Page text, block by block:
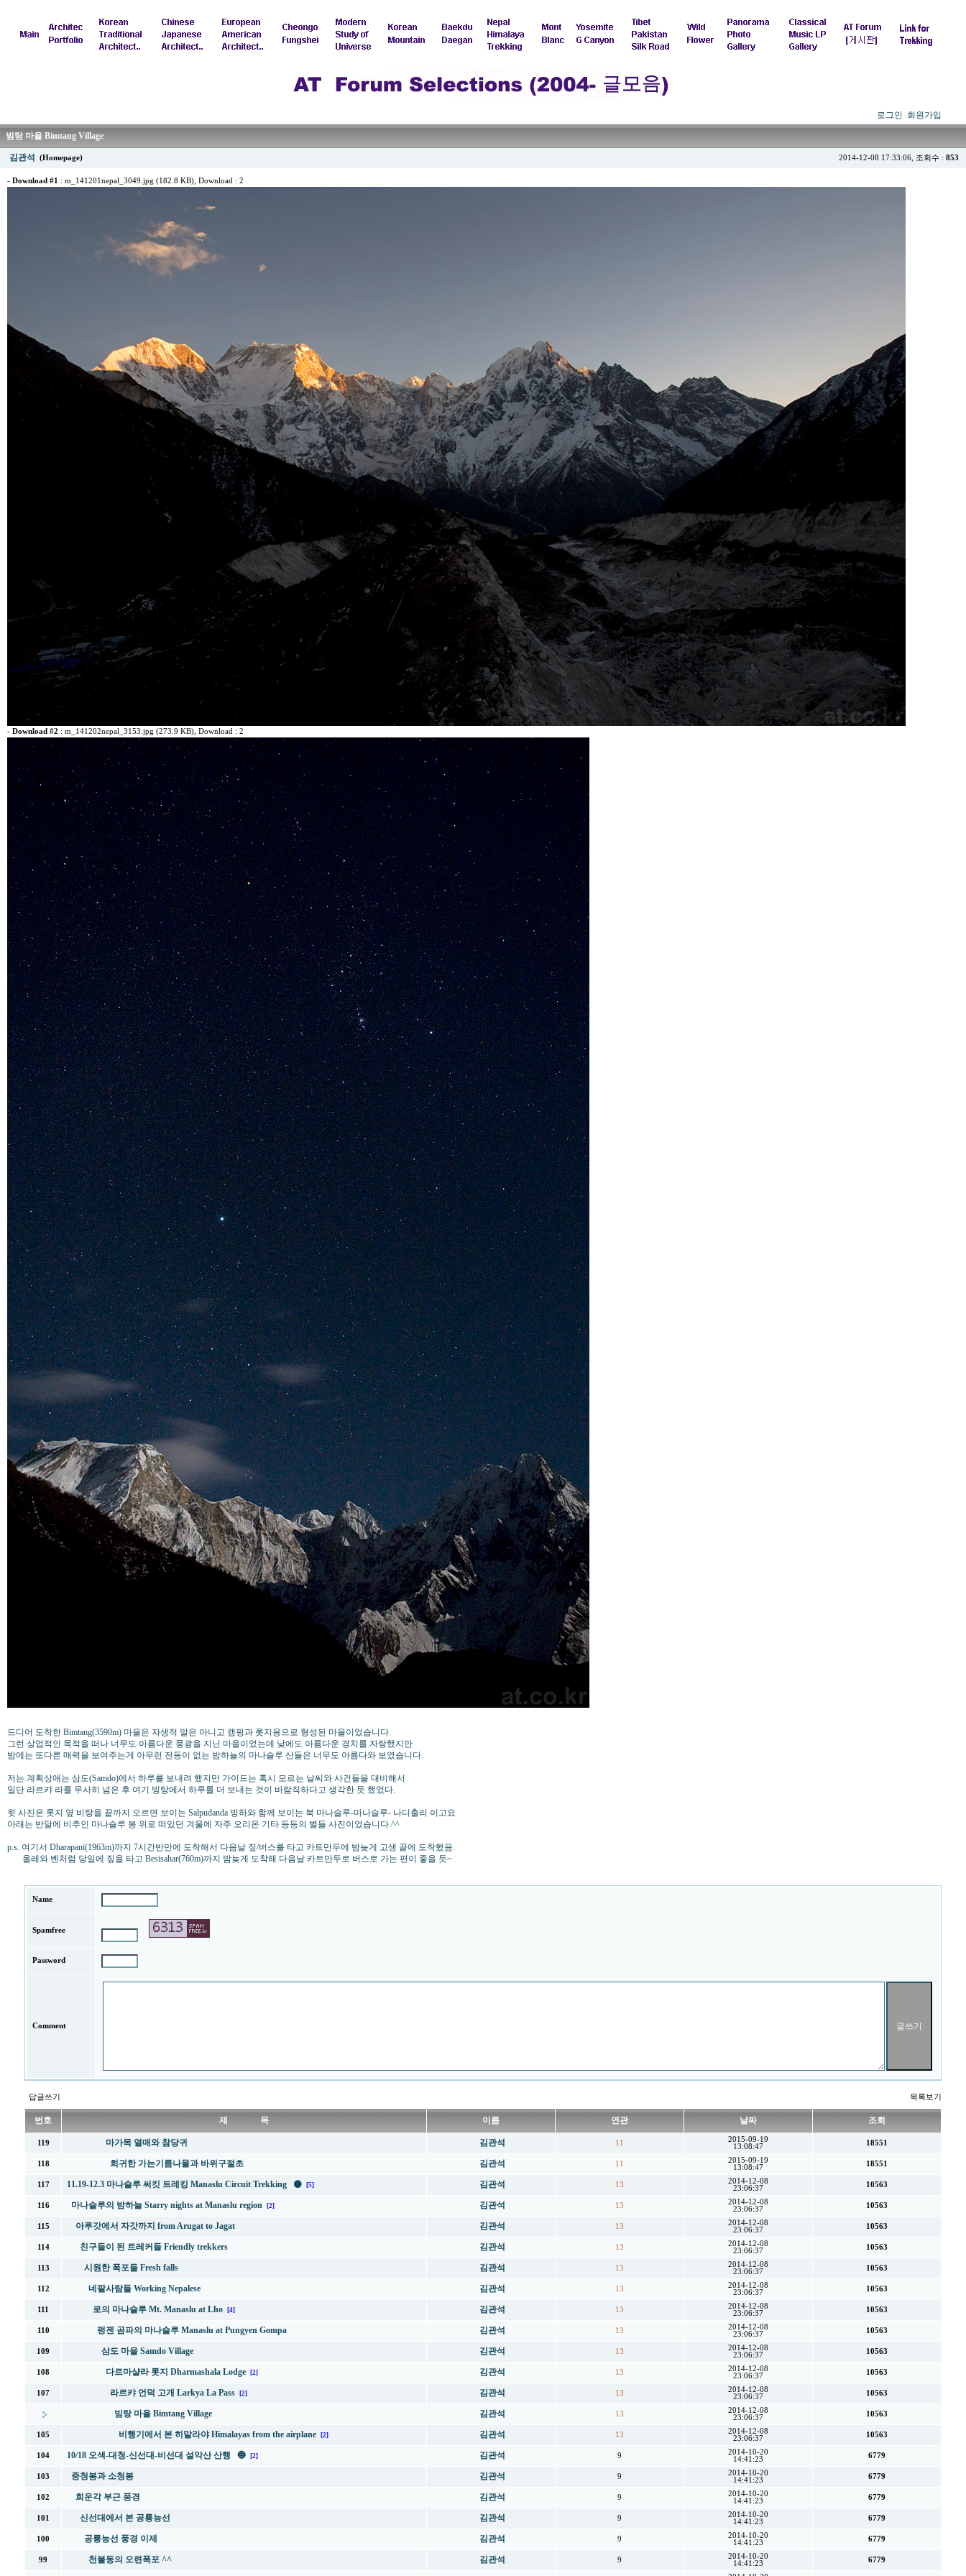
로그인 회원가입
빔탕 마을 Bimtang Village
김관석 (Homepage) 2014-12-08 17:33:06, 조회수 : 853
- Download #1 : m_141201nepal_3049.jpg (182.8 KB) , Download : 2
- Download #2 : m_141202nepal_3153.jpg (273.9 KB) , Download : 2
드디어 도착한 Bimtang(3590m) 마을은 자생적 말은 아니고 캠핑과 롯지용으로 형성된 마을이었습니다.
그런 상업적인 목적을 떠나 너무도 아름다운 풍광을 지닌 마을이었는데 낮에도 아름다운 경치를 자랑했지만
밤에는 또다른 매력을 보여주는게 아무런 전등이 없는 밤하늘의 마나슬루 산들은 너무도 아름다와 보였습니다.
저는 계획상애는 삼도(Samdo)에서 하루를 보내려 했지만 가이드는 혹시 모르는 날씨와 사건들을 대비해서
일단 라르캬 라를 무사히 넘은 후 여기 빙탕에서 하루를 더 보내는 것이 바람직하다고 생각한 듯 했었다.
윗 사진은 롯지 옆 비탕을 끝까지 오르면 보이는 Salpudanda 빙하와 함께 보이는 북 마나슬루-마나슬루- 나디출리 이고요
아래는 반달에 비추인 마나슬루 봉 위로 떠있던 겨울에 자주 오리온 기타 등등의 별들 사진이었습니다.^^
p.s. 여기서 Dharapani(1963m)까지 7시간반만에 도착해서 다음날 짚/버스를 타고 카트만두에 밤늦게 고생 끝에 도착했음.
올레와 벤처럼 당일에 짚을 타고 Besisahar(760m)까지 밤늦게 도착해 다음날 카트만두로 버스로 가는 편이 좋을 듯~
Name
Spamfree
Password
Comment
답글쓰기 목록보기
번호 제 목 이름 연관 날짜 조회
119 마가목 열매와 참당귀 김관석 11
2015-09-19
13:08:47
18551
118 희귀한 가는기름나물과 바위구절초 김관석 11
2015-09-19
13:08:47
18551
117 11.19-12.3 마나슬루 써킷 트레킹 Manaslu Circuit Trekking ⚫ [5] 김관석 13
2014-12-08
23:06:37
10563
116 마나슬루의 밤하늘 Starry nights at Manaslu region [2] 김관석 13
2014-12-08
23:06:37
10563
115 아루갓에서 자갓까지 from Arugat to Jagat 김관석 13
2014-12-08
23:06:37
10563
114 친구들이 된 트레커들 Friendly trekkers 김관석 13
2014-12-08
23:06:37
10563
113 시원한 폭포들 Fresh falls 김관석 13
2014-12-08
23:06:37
10563
112 네팔사람들 Working Nepalese 김관석 13
2014-12-08
23:06:37
10563
111 로의 마나슬루 Mt. Manaslu at Lho [4] 김관석 13
2014-12-08
23:06:37
10563
110 펑젠 곰파의 마나슬루 Manaslu at Pungyen Gompa 김관석 13
2014-12-08
23:06:37
10563
109 삼도 마을 Samdo Village 김관석 13
2014-12-08
23:06:37
10563
108 다르마샬라 롯지 Dharmashala Lodge [2] 김관석 13
2014-12-08
23:06:37
10563
107 라르캬 언덕 고개 Larkya La Pass [2] 김관석 13
2014-12-08
23:06:37
10563
빔탕 마을 Bimtang Village 김관석 13
2014-12-08
23:06:37
10563
105 비행기에서 본 히말라야 Himalayas from the airplane [2] 김관석 13
2014-12-08
23:06:37
10563
104 10/18 오색-대청-신선대-비선대 설악산 산행 🔵 [2] 김관석 9
2014-10-20
14:41:23
6779
103 중청봉과 소청봉 김관석 9
2014-10-20
14:41:23
6779
102 희운각 부근 풍경 김관석 9
2014-10-20
14:41:23
6779
101 신선대에서 본 공룡능선 김관석 9
2014-10-20
14:41:23
6779
100 공룡능선 풍경 이제 김관석 9
2014-10-20
14:41:23
6779
99 천불동의 오련폭포 ^^ 김관석 9
2014-10-20
14:41:23
6779